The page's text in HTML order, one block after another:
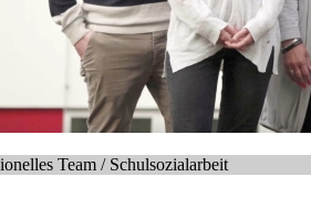
Team / Schulsozialarbeit